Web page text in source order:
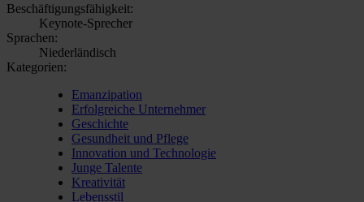
Beschäftigungsfähigkeit:
Keynote-Sprecher
Sprachen:
Niederländisch
Kategorien:
Emanzipation
Erfolgreiche Unternehmer
Geschichte
Gesundheit und Pflege
Innovation und Technologie
Junge Talente
Kreativität
Lebensstil